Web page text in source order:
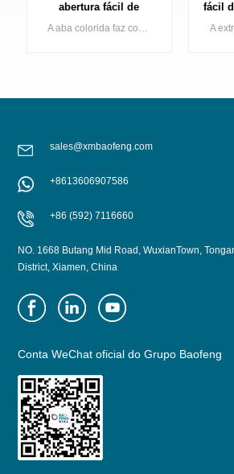
fácil de cor dourada de
alta qualidade paraA extremidade de cor dourada faz com que sua lata de bebida brilhe na prateleira, a Baofeng oferece uma série completa de extremidades de latas douradas, incluindo dourado claro e dourado escuro.
200
sales@xmbaofeng.com
+8613606907586
+86 (592) 7116660
NO. 1668 Butang Mid Road, WuxianTown,
District, Xiamen, China
Conta WeChat oficial do Grupo Baofeng